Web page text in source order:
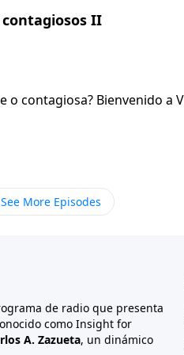
II
Para Vivir con el pastor
See More Episodes
de radio que presenta
como Insight for
A. Zazueta, un dinámico